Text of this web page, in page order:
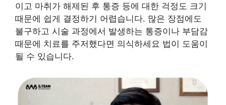
이고 마취가 해제된 후 통증 등에 대한 걱정도 크기
때문에 쉽게 결정하기 어렵습니다. 많은 장점에도
불구하고 시술 과정에서 발생하는 통증이나 부담감
때문에 치료를 주저했다면 의식하세요 법이 도움이
될 수 있습니다.